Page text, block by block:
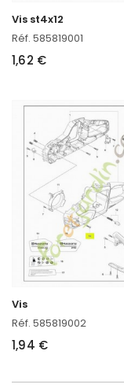
Vis st4x12
Réf. 585819001
1,62 €
Vis
Réf. 585819002
1,94 €